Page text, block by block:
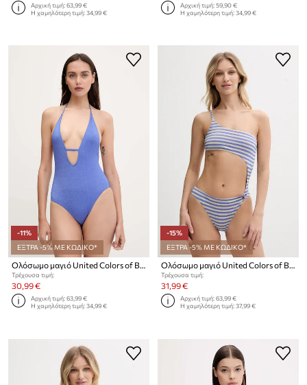
Αρχική τιμή:63,99 €
Η χαμηλότερη τιμή:34,99 €
Αρχική τιμή:59,90 €
Η χαμηλότερη τιμή:34,99 €
-11%
ΕΞΤΡΑ -5% ΜΕ ΚΩΔΙΚΟ*
Ολόσωμο μαγιό United Colors of Benetton
Τρέχουσα τιμή:
30,99 €
Αρχική τιμή:63,99 €
Η χαμηλότερη τιμή:34,99 €
-15%
ΕΞΤΡΑ -5% ΜΕ ΚΩΔΙΚΟ*
Ολόσωμο μαγιό United Colors of Benetton
Τρέχουσα τιμή:
31,99 €
Αρχική τιμή:63,99 €
Η χαμηλότερη τιμή:37,99 €